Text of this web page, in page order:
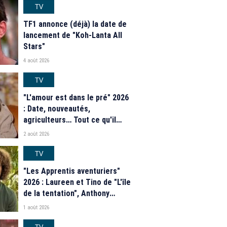
TV
TF1 annonce (déjà) la date de
lancement de "Koh-Lanta All
Stars"
4 août 2026
TV
"L'amour est dans le pré" 2026
: Date, nouveautés,
agriculteurs… Tout ce qu'il
faut savoir sur la saison 21 du
2 août 2026
TV
"Les Apprentis aventuriers"
2026 : Laureen et Tino de "L'île
de la tentation", Anthony
Matéo, Jade Leboeuf... Le
1 août 2026